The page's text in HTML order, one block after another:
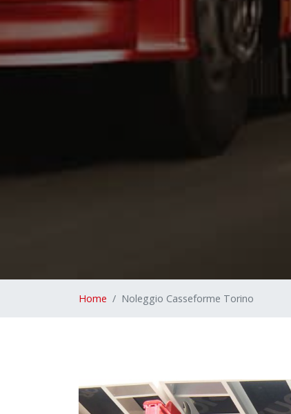
Home Noleggio Casseforme Torino